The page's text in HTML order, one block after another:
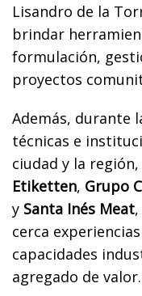
Lisandro de la
brindar
formulación,
proyectos
Además, durante
técnicas e
ciudad y la
Etiketten, Grupo
y Santa Inés Meat
cerca
capacidades
agregado de valor.